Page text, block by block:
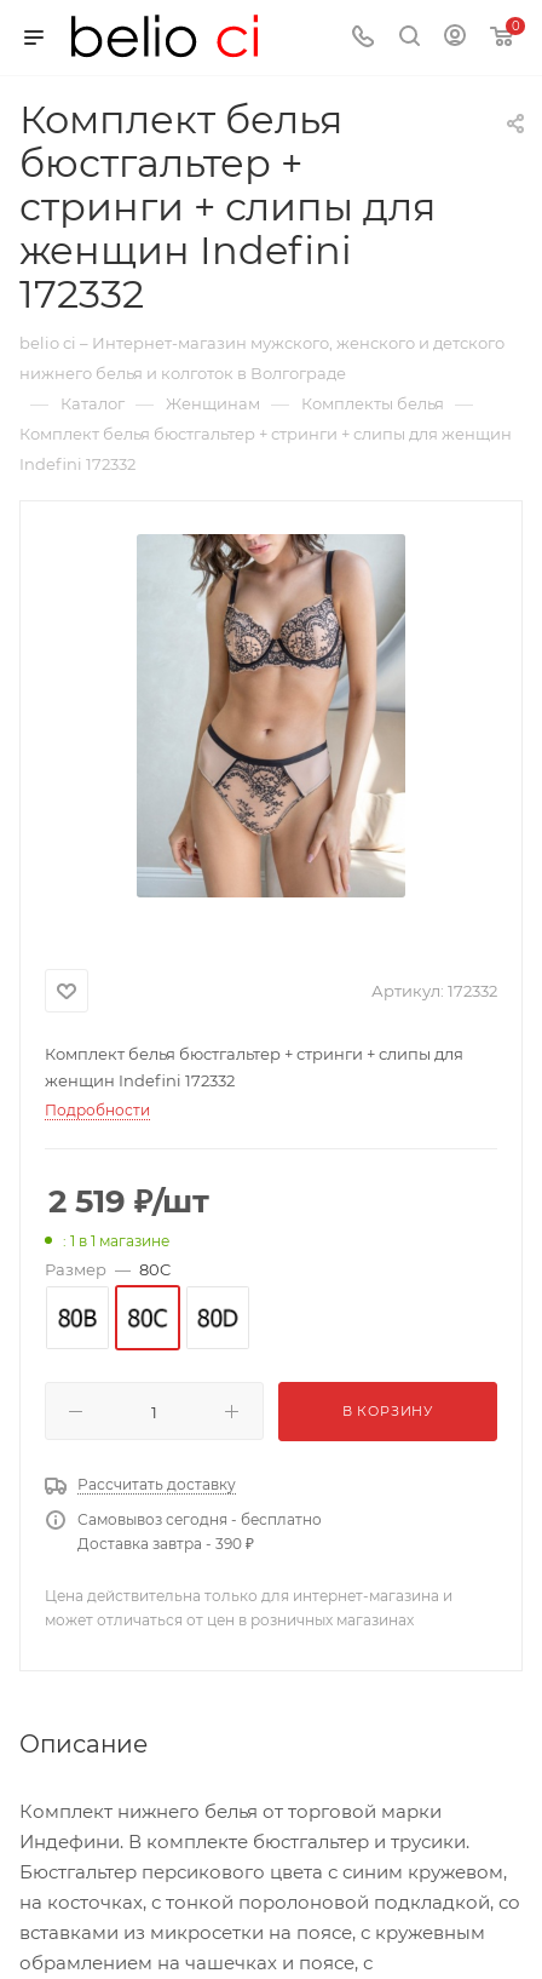
0
Комплект белья
бюстгальтер +
стринги + слипы для
женщин Indefini
172332
belio ci – Интернет-магазин мужского, женского и детского
нижнего белья и колготок в Волгограде
— Каталог — Женщинам — Комплекты белья —
Комплект белья бюстгальтер + стринги + слипы для женщин
Indefini 172332
Артикул: 172332
Комплект белья бюстгальтер + стринги + слипы для
женщин Indefini 172332
Подробности
2 519 ₽/шт
: 1 в 1 магазине
Размер — 80C
В КОРЗИНУ
Рассчитать доставку
Самовывоз сегодня - бесплатно
Доставка завтра - 390 ₽
Цена действительна только для интернет-магазина и
может отличаться от цен в розничных магазинах
Описание
Комплект нижнего белья от торговой марки
Индефини. В комплекте бюстгальтер и трусики.
Бюстгальтер персикового цвета с синим кружевом,
на косточках, с тонкой поролоновой подкладкой, со
вставками из микросетки на поясе, с кружевным
обрамлением на чашечках и поясе, с